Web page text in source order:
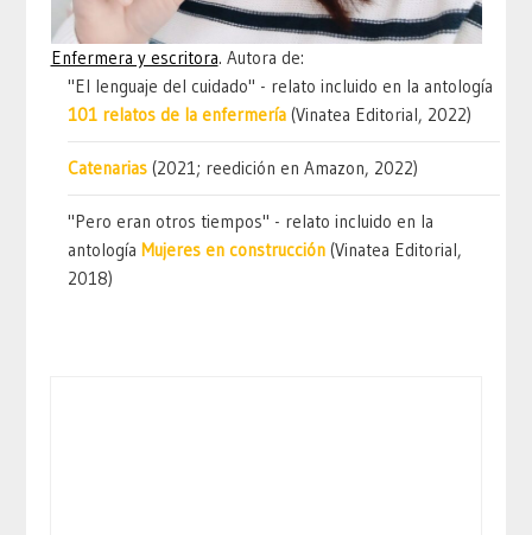
Enfermera y escritora. Autora de:
"El lenguaje del cuidado" - relato incluido en la antología
101 relatos de la enfermería (Vinatea Editorial, 2022)
Catenarias (2021; reedición en Amazon, 2022)
"Pero eran otros tiempos" - relato incluido en la
antologíaMujeres en construcción (Vinatea Editorial,
2018)